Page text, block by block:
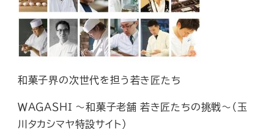
和菓子界の次世代を担う若き匠たち
ＷＡＧＡＳＨＩ ～和菓子老舗 若き匠たちの挑戦～（玉
川タカシマヤ特設サイト）